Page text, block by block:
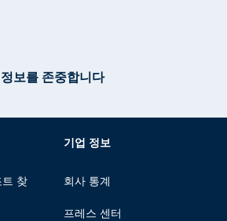
보를 존중합니다
찾
기업 정보
회사 통계
프레스 센터